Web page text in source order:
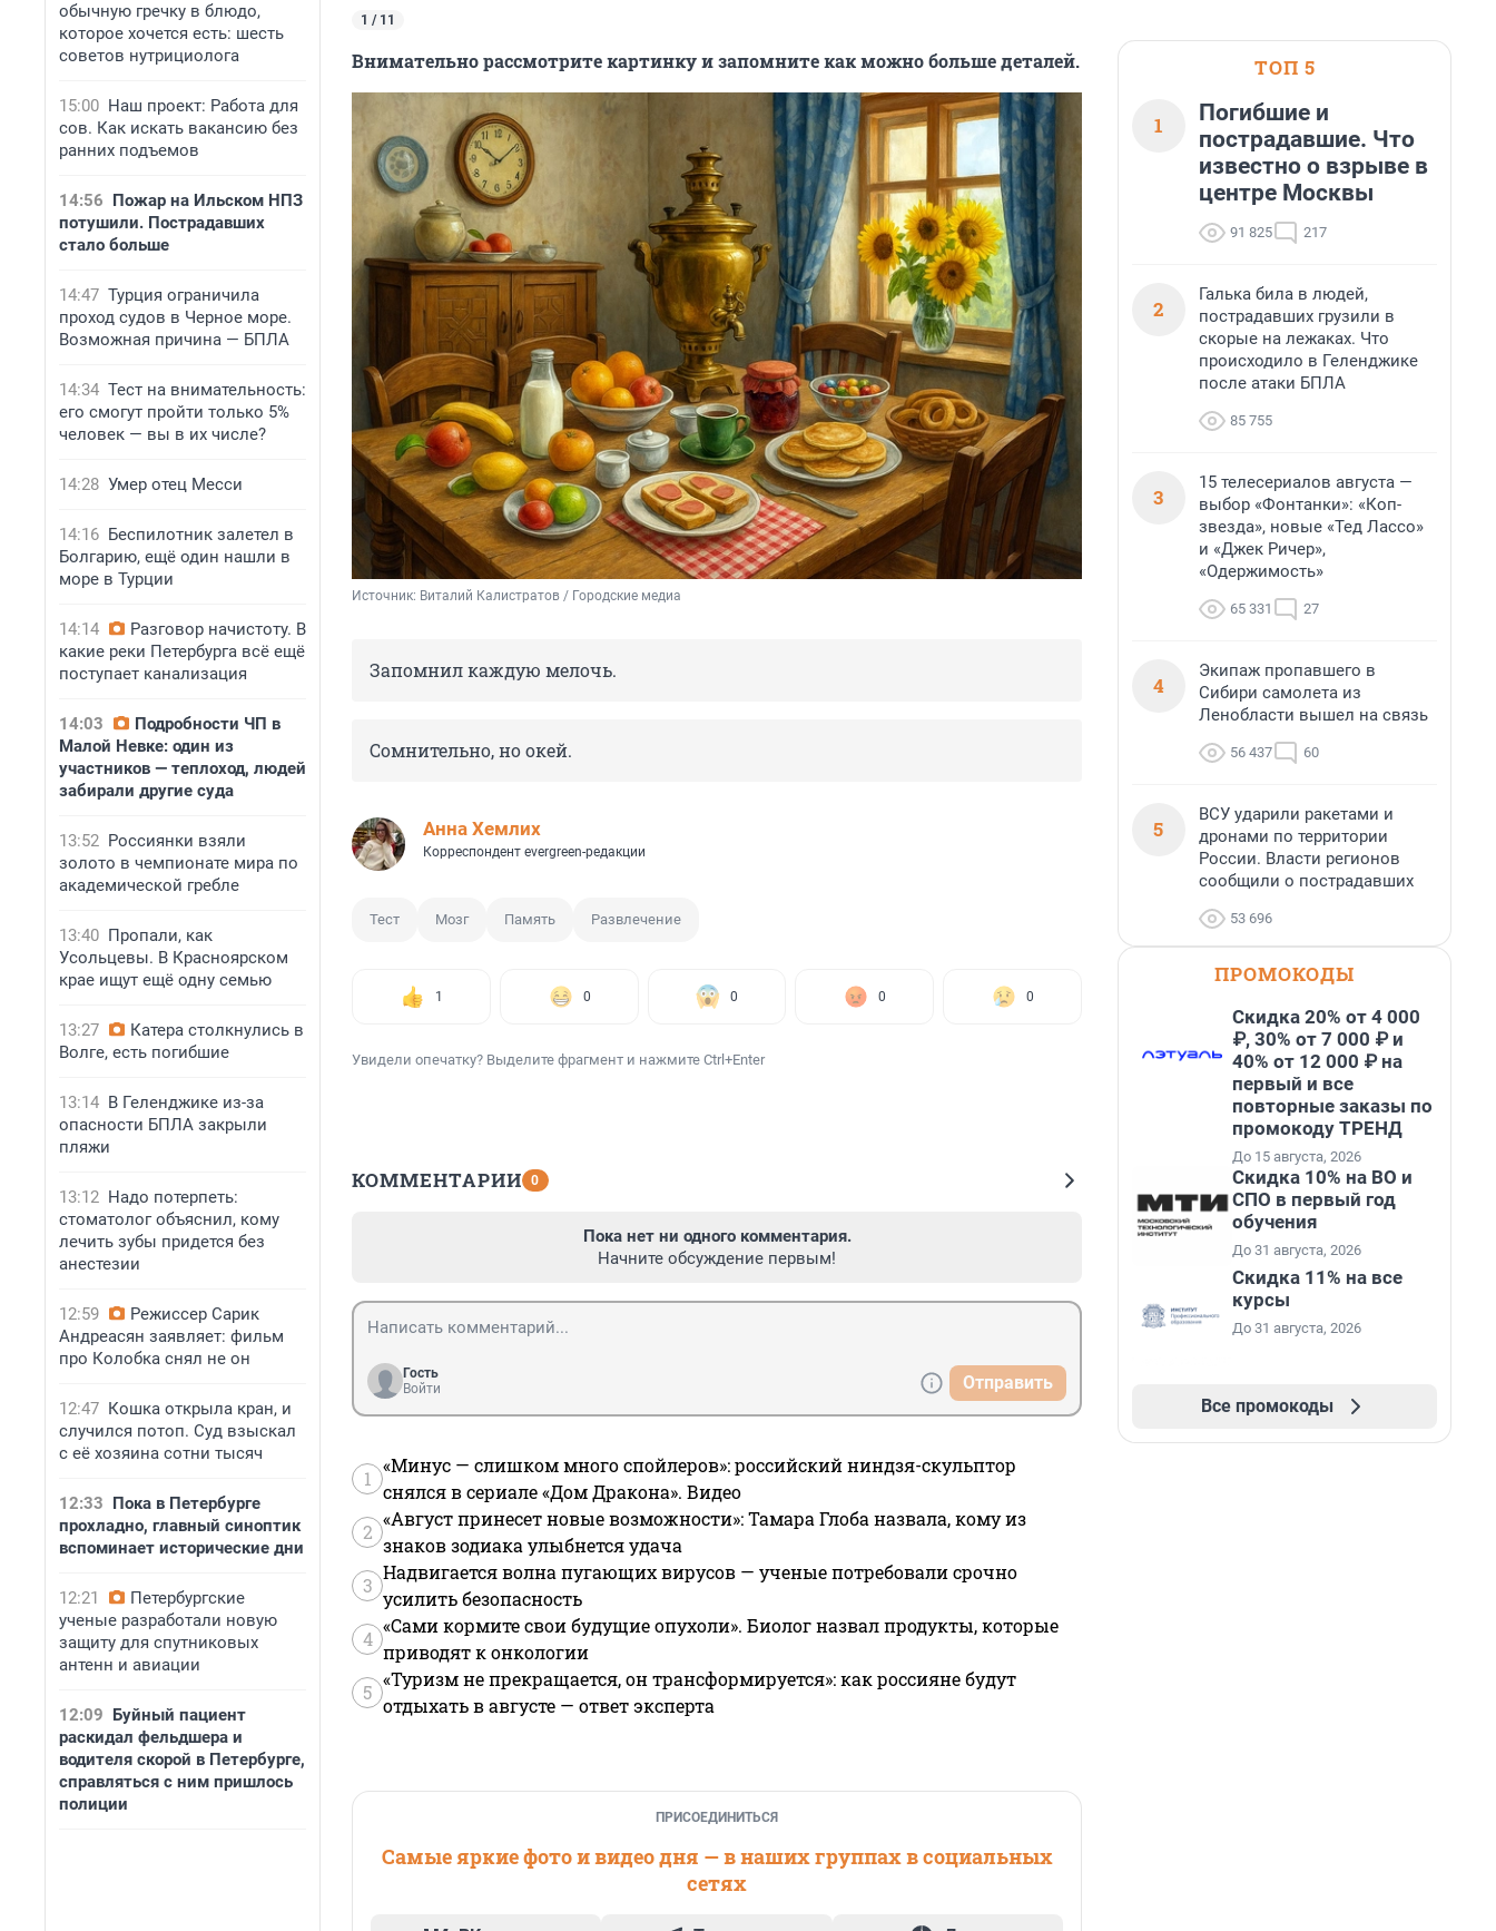
обычную гречку в блюдо,
которое хочется есть: шесть
советов нутрициолога
15:00 Наш проект: Работа для
сов. Как искать вакансию без
ранних подъемов
14:56 Пожар на Ильском НПЗ
потушили. Пострадавших
стало больше
14:47 Турция ограничила
проход судов в Черное море.
Возможная причина — БПЛА
14:34 Тест на внимательность:
его смогут пройти только 5%
человек — вы в их числе?
14:28 Умер отец Месси
14:16 Беспилотник залетел в
Болгарию, ещё один нашли в
море в Турции
14:14
Разговор начистоту. В
какие реки Петербурга всё ещё
поступает канализация
14:03
Подробности ЧП в
Малой Невке: один из
участников — теплоход, людей
забирали другие суда
13:52 Россиянки взяли
золото в чемпионате мира по
академической гребле
13:40 Пропали, как
Усольцевы. В Красноярском
крае ищут ещё одну семью
13:27
Катера столкнулись в
Волге, есть погибшие
13:14 В Геленджике из-за
опасности БПЛА закрыли
пляжи
13:12 Надо потерпеть:
стоматолог объяснил, кому
лечить зубы придется без
анестезии
12:59
Режиссер Сарик
Андреасян заявляет: фильм
про Колобка снял не он
12:47 Кошка открыла кран, и
случился потоп. Суд взыскал
с её хозяина сотни тысяч
12:33 Пока в Петербурге
прохладно, главный синоптик
вспоминает исторические дни
12:21
Петербургские
ученые разработали новую
защиту для спутниковых
антенн и авиации
12:09 Буйный пациент
раскидал фельдшера и
водителя скорой в Петербурге,
справляться с ним пришлось
полиции
1 / 11
Внимательно рассмотрите картинку и запомните как можно больше деталей.
Источник: Виталий Калистратов / Городские медиа
Запомнил каждую мелочь.
Сомнительно, но окей.
Анна Хемлих
Корреспондент evergreen-редакции
Тест Мозг Память Развлечение
1 0 0 0 0
Увидели опечатку? Выделите фрагмент и нажмите Ctrl+Enter
КОММЕНТАРИИ 0
Пока нет ни одного комментария.
Начните обсуждение первым!
Гость
Войти
Отправить
1
«Минус — слишком много спойлеров»: российский ниндзя-скульптор
снялся в сериале «Дом Дракона». Видео
2
«Август принесет новые возможности»: Тамара Глоба назвала, кому из
знаков зодиака улыбнется удача
3
Надвигается волна пугающих вирусов — ученые потребовали срочно
усилить безопасность
4
«Сами кормите свои будущие опухоли». Биолог назвал продукты, которые
приводят к онкологии
5
«Туризм не прекращается, он трансформируется»: как россияне будут
отдыхать в августе — ответ эксперта
ПРИСОЕДИНИТЬСЯ
Самые яркие фото и видео дня — в наших группах в социальных
сетях
ТОП 5
1
Погибшие и
пострадавшие. Что
известно о взрыве в
центре Москвы
91 825 217
2
Галька била в людей,
пострадавших грузили в
скорые на лежаках. Что
происходило в Геленджике
после атаки БПЛА
85 755
3
15 телесериалов августа —
выбор «Фонтанки»: «Коп-
звезда», новые «Тед Лассо»
и «Джек Ричер»,
«Одержимость»
65 331 27
4
Экипаж пропавшего в
Сибири самолета из
Ленобласти вышел на связь
56 437 60
5
ВСУ ударили ракетами и
дронами по территории
России. Власти регионов
сообщили о пострадавших
53 696
ПРОМОКОДЫ
Скидка 20% от 4 000
₽, 30% от 7 000 ₽ и
40% от 12 000 ₽ на
первый и все
повторные заказы по
промокоду ТРЕНД
До 15 августа, 2026
Скидка 10% на ВО и
СПО в первый год
обучения
До 31 августа, 2026
Скидка 11% на все
курсы
До 31 августа, 2026
Все промокоды